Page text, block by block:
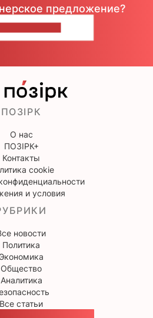
предложение?
ПОЗІРК
О нас
ПОЗІРК+
Контакты
cookie
и условия
новости
Политика
Экономика
Общество
Аналитика
Все статьи